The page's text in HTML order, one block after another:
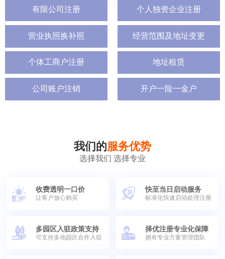
有限公司注册 个人独资企业注册
营业执照换补照 经营范围及地址变更
个体工商户注册 地址租赁
公司账户注销 开户一险一金户
我们的服务优势
选择我们 选择专业
收费透明一口价
让客户放心购买
快至当日启动服务
标准化快速启动处理注册
多园区入驻政策支持
可支持多地园区合作入驻
择优注册专业化保障
拥有专业方案管理团队